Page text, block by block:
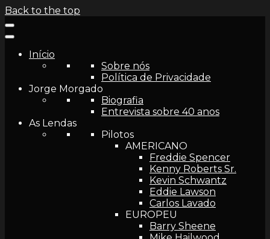
Back to the top
Início
Sobre nós
Política de Privacidade
Jorge Morgado
Biografia
Entrevista sobre 40 anos
As Lendas
Pilotos
AMERICANO
Freddie Spencer
Kenny Roberts Sr.
Kevin Schwantz
Eddie Lawson
Carlos Lavado
EUROPEU
Barry Sheene